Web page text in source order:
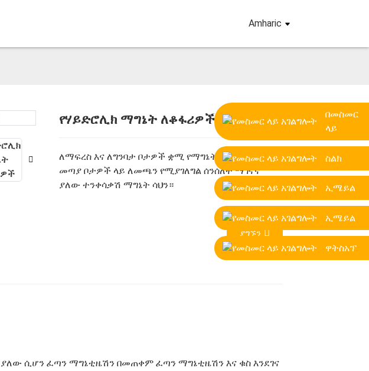
Amharic
በመስመር
ላይ
ስልክ
ኢሜይል
ኢሜይል
ዋትስአፕ
Loading...
Loading...
የሃይድሮሊክ ማግኔት ለቆፋሪዎች
ለማፍረስ እና ለግንባታ ቦታዎች ቋሚ የማግኔት ሳህን እና በቆሻሻ
መጣያ ቦታዎች ላይ ለመጫን የሚያገለግል ሰንሰለት ማገናኛ
ያለው ተንቀሳቃሽ ማግኔት ሳህን።
ያግኙን
ያለው ሲሆን ፈጣን ማግኔቲዜሽን በመጠቀም ፈጣን ማግኔቲዜሽን እና ቁስ እንደገና